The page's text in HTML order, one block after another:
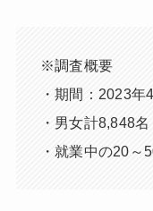
※調査概要
・期間：2023年
・男女計8,848名
・就業中の20～